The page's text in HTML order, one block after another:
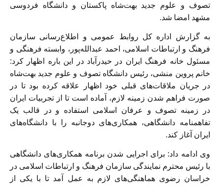
تصوف و علوم جدید بهت‌شاه پاکستان و دانشگاه فردوسی
مشهد امضا شد.
به گزارش اداره‌ كل روابط عمومی و اطلاع‌رسانی سازمان
فرهنگ و ارتباطات اسلامی، احمد عبدالله‌پور، وابسته فرهنگی و
مسئول خانه فرهنگ ایران در حیدرآباد در این باره اظهار كرد:
خانم پروین منشی، رئیس دانشگاه تصوف و علوم جدید بهت‌شاه
در جریان ملاقات‌های قبلی خود اظهار علاقه کرده بود تا در
صورت فراهم شدن زمینه لازم، آماده است تا از تجربیات ایران
در زمینه تصوف و عرفان اسلامی استفاده و در قالب یک
تفاهمنامه دانشگاهی، همکاری‌های دوجانبه را با دانشگاه‌های
ايران آغاز كند.
وی ادامه داد: برای اجرایی شدن برنامه همکاری‌های دانشگاهی
با رئیس محترم نمایندگی سازمان فرهنگ و ارتباطات اسلامی در
خراسان‌ رضوی هماهنگی‌های لازم به عمل آمد تا با یکی از